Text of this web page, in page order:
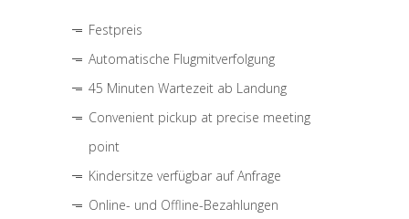
Festpreis
Automatische Flugmitverfolgung
45 Minuten Wartezeit ab Landung
Convenient pickup at precise meeting
point
Kindersitze verfügbar auf Anfrage
Online- und Offline-Bezahlungen